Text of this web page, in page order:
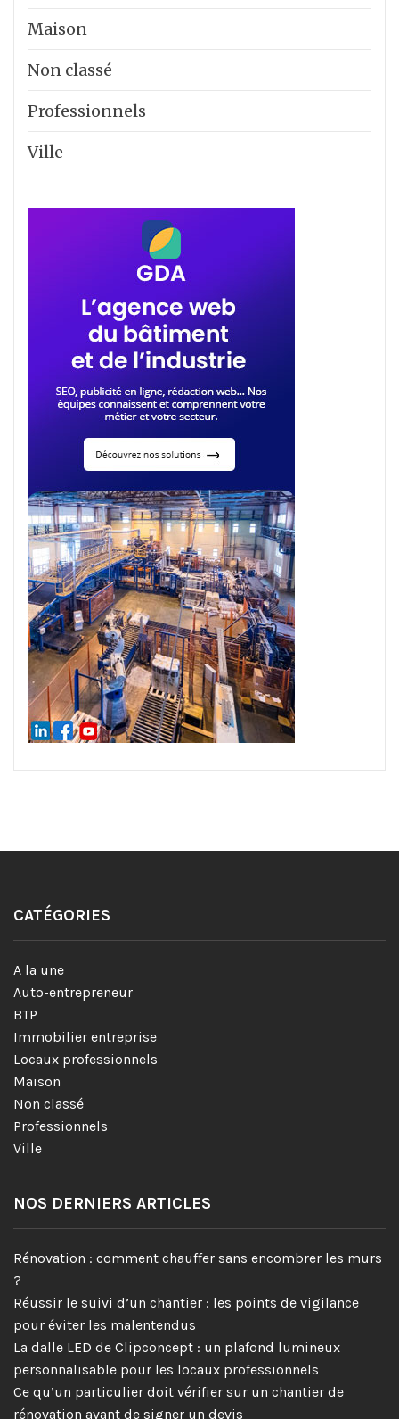
Maison
Non classé
Professionnels
Ville
CATÉGORIES
A la une
Auto-entrepreneur
BTP
Immobilier entreprise
Locaux professionnels
Maison
Non classé
Professionnels
Ville
NOS DERNIERS ARTICLES
Rénovation : comment chauffer sans encombrer les murs
?
Réussir le suivi d’un chantier : les points de vigilance
pour éviter les malentendus
La dalle LED de Clipconcept : un plafond lumineux
personnalisable pour les locaux professionnels
Ce qu’un particulier doit vérifier sur un chantier de
rénovation avant de signer un devis